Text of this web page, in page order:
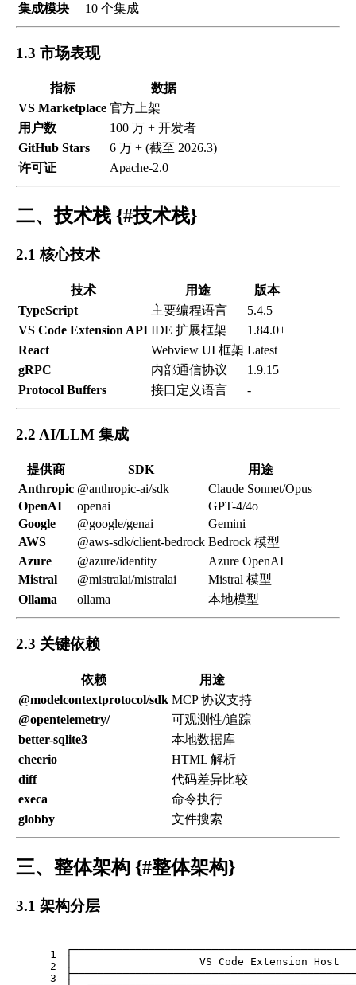
集成模块
10 个集成
1.3 市场表现
指标
数据
VS Marketplace 官方上架
用户数
100 万 + 开发者
GitHub Stars
6 万 + (截至 2026.3)
许可证
Apache-2.0
二、技术栈 {#技术栈}
2.1 核心技术
技术 用途
版本
TypeScript
主要编程语言
5.4.5
VS Code Extension API IDE 扩展框架
1.84.0+
React
Webview UI 框架 Latest
gRPC
内部通信协议
1.9.15
Protocol Buffers
接口定义语言 -
2.2 AI/LLM 集成
提供商 SDK
用途
Anthropic @anthropic-ai/sdk
Claude Sonnet/Opus
OpenAI
openai
GPT-4/4o
Google
@google/genai
Gemini
AWS
@aws-sdk/client-bedrock Bedrock 模型
Azure
@azure/identity
Azure OpenAI
Mistral
@mistralai/mistralai
Mistral 模型
Ollama
ollama 本地模型
2.3 关键依赖
依赖
用途
@modelcontextprotocol/sdk MCP 协议支持
@opentelemetry/
可观测性/追踪
better-sqlite3
本地数据库
cheerio
HTML 解析
diff
代码差异比较
execa
命令执行
globby
文件搜索
三、整体架构 {#整体架构}
3.1 架构分层
1
2
3
│                    VS Code Extension